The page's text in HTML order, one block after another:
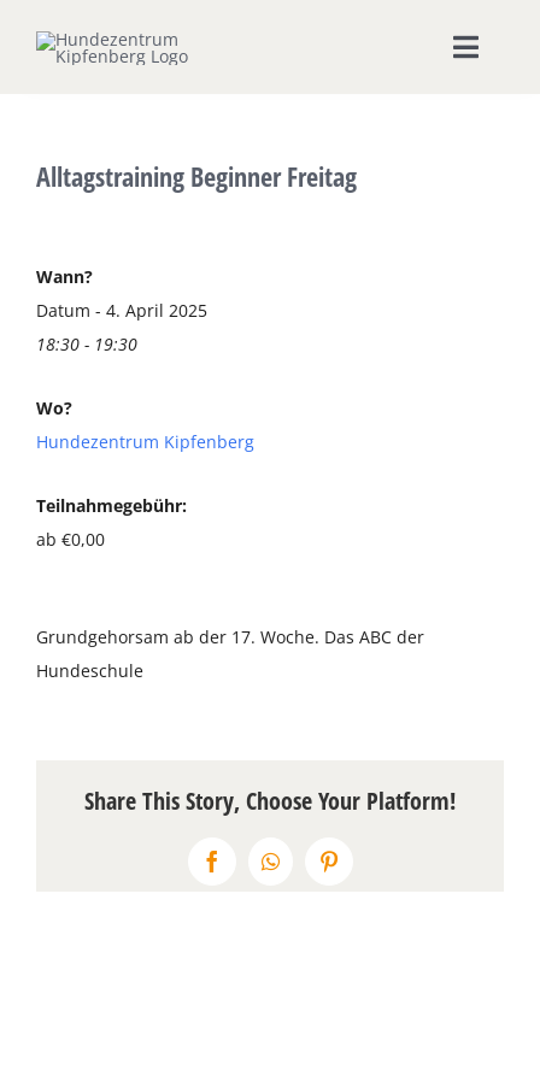
Inhalt
Toggle
Seminare & Workshops
Unsere Shops
Ernährungsberatung
Terminkalender
Öffnungszeiten
Alltagstraining Beginner Freitag
Wann?
Datum - 4. April 2025
18:30 - 19:30
Wo?
Hundezentrum Kipfenberg
Teilnahmegebühr:
ab €0,00
Grundgehorsam ab der 17. Woche. Das ABC der
Hundeschule
Share This Story, Choose Your Platform!
FacebookWhatsAppPinterest